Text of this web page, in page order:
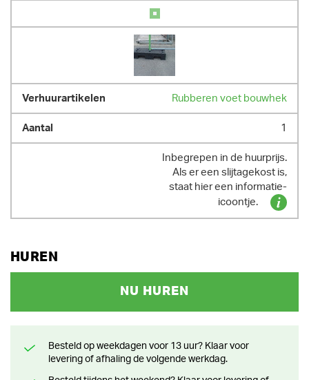
Rubberen voet bouwhek
1
Inbegrepen in de huurprijs.
Als er een slijtagekost is,
staat hier een informatie-
icoontje.
HUREN
NU HUREN
Besteld op weekdagen voor 13 uur? Klaar voor
levering of afhaling de volgende werkdag.